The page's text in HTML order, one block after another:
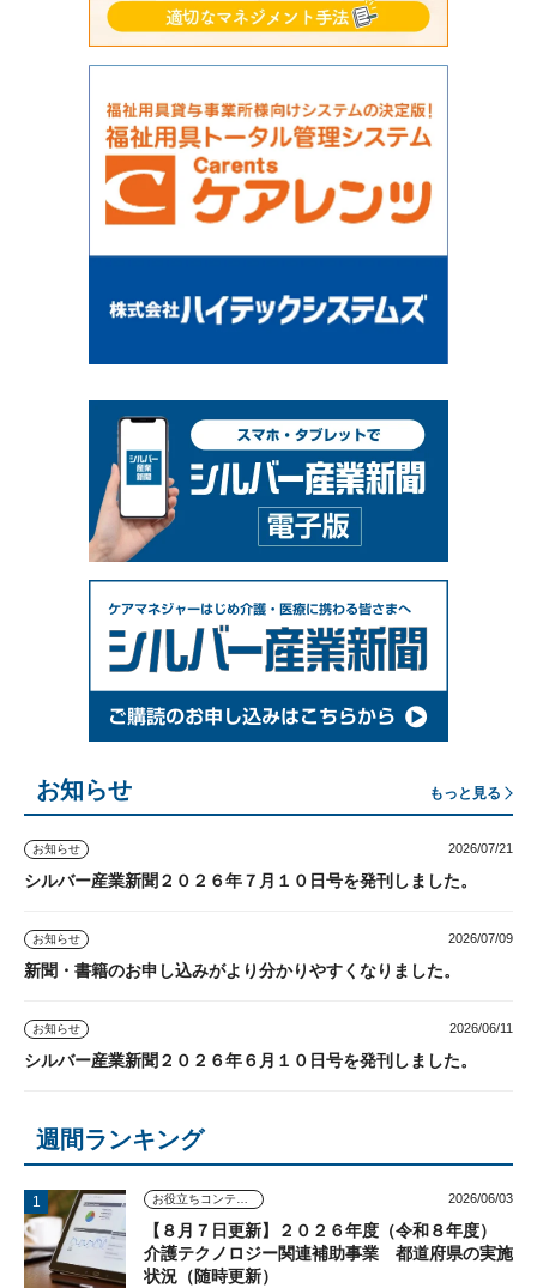
お知らせ もっと見る
お知らせ 2026/07/21
シルバー産業新聞２０２６年７月１０日号を発刊しました。
お知らせ 2026/07/09
新聞・書籍のお申し込みがより分かりやすくなりました。
お知らせ 2026/06/11
シルバー産業新聞２０２６年６月１０日号を発刊しました。
週間ランキング
お役立ちコンテンツ 2026/06/03
【８月７日更新】２０２６年度（令和８年度）
介護テクノロジー関連補助事業 都道府県の実施
状況（随時更新）